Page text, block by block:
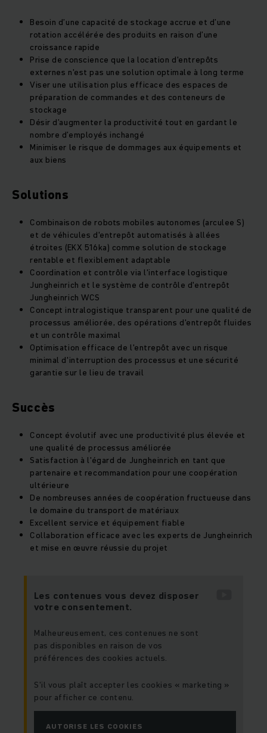
Besoin d’une capacité de stockage accrue et d’une
rotation accélérée des produits en raison d’une
croissance rapide
Prise de conscience que la location d'entrepôts
externes n'est pas une solution optimale à long terme
Viser une utilisation plus efficace des espaces de
préparation de commandes et des conteneurs de
stockage
Désir d’augmenter la productivité tout en gardant le
nombre d’employés inchangé
Minimiser le risque de dommages aux équipements et
aux biens
Solutions
Combinaison de robots mobiles autonomes (arculee S)
et de véhicules d'entrepôt automatisés à allées
étroites (EKX 516ka) comme solution de stockage
rentable et flexiblement adaptable
Coordination et contrôle via l'interface logistique
Jungheinrich et le système de contrôle d'entrepôt
Jungheinrich WCS
Concept intralogistique transparent pour une qualité de
processus améliorée, des opérations d'entrepôt fluides
et un contrôle maximal
Optimisation efficace de l'entrepôt avec un risque
minimal d'interruption des processus et une sécurité
garantie sur le lieu de travail
Succès
Concept évolutif avec une productivité plus élevée et
une qualité de processus améliorée
Satisfaction à l'égard de Jungheinrich en tant que
partenaire et recommandation pour une coopération
ultérieure
De nombreuses années de coopération fructueuse dans
le domaine du transport de matériaux
Excellent service et équipement fiable
Collaboration efficace avec les experts de Jungheinrich
et mise en œuvre réussie du projet
Les contenues vous devez disposer
votre consentement.
Malheureusement, ces contenues ne sont
pas disponibles en raison de vos
préférences des cookies actuels.
S'il vous plaît accepter les cookies « marketing »
pour afficher ce contenu.
AUTORISE LES COOKIES